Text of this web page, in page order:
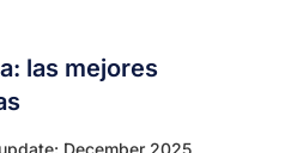
las mejores
December 2025